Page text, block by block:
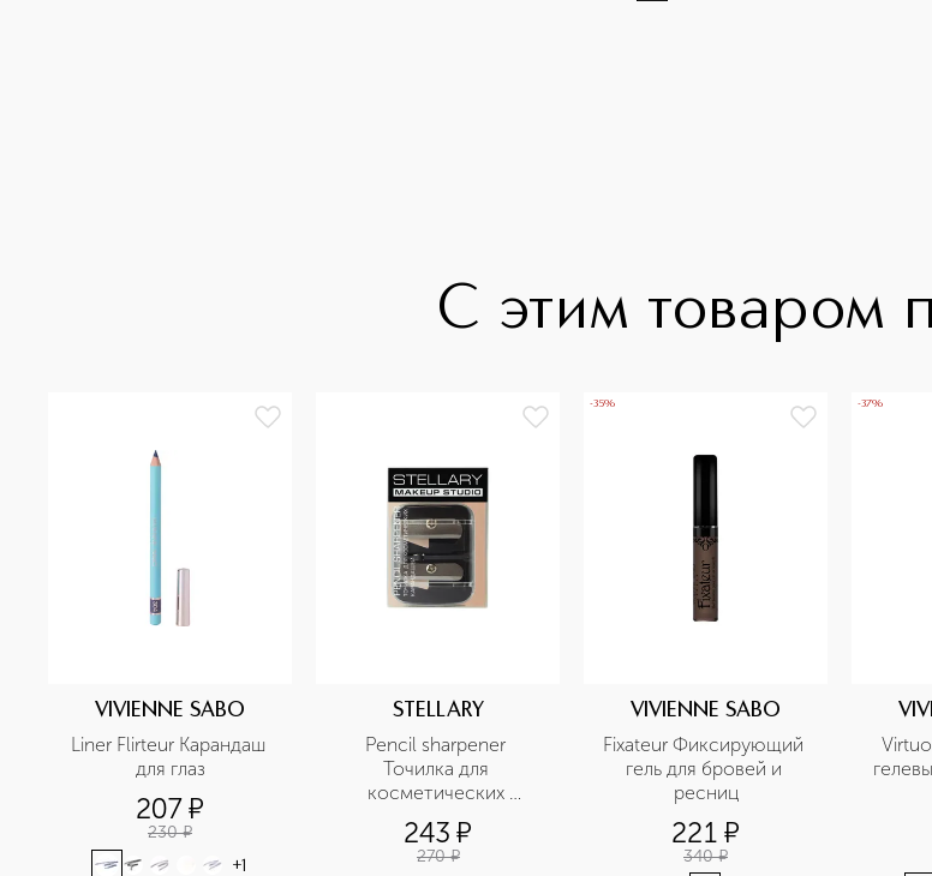
С этим товаром
VIVIENNE SABO
Liner Flirteur Карандаш
для глаз
207¤
230 ¤
+1
STELLARY
Pencil sharpener
Точилка для
косметических
карандашей двойная
243 ¤
270 ¤
-35%
VIVIENNE SABO
Fixateur Фиксирующий
гель для бровей и
ресниц
221 ¤
340 ¤
-37%